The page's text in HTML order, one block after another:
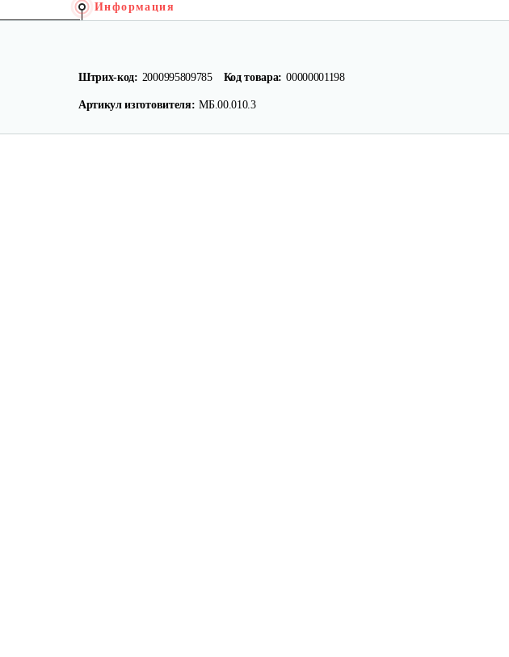
Информация
Штрих-код: 2000995809785 Код товара: 00000001198
Артикул изготовителя: МБ.00.010.3